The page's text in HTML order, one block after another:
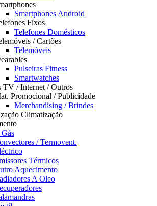
Smartphones Android
Fixos
Telefones Domésticos
/ Cartões
Telemóveis
Pulseiras Fitness
Smartwatches
TV / Internet / Outros
Promocional / Publicidade
Merchandising / Brindes
Climatização
/ Termovent.
Térmicos
Aquecimento
A Oleo